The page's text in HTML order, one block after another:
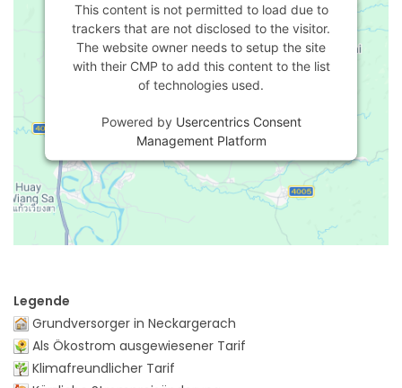
This content is not permitted to load due to
trackers that are not disclosed to the visitor.
The website owner needs to setup the site
with their CMP to add this content to the list
of technologies used.
Powered by Usercentrics Consent
Management Platform
Legende
Grundversorger in Neckargerach
Als Ökostrom ausgewiesener Tarif
Klimafreundlicher Tarif